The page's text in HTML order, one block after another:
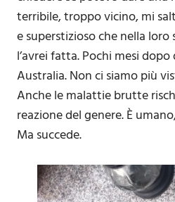
terribile, troppo vicino, mi
e superstizioso che nella
l’avrei fatta. Pochi mesi
Australia. Non ci siamo più
Anche le malattie brutte
reazione del genere. È
Ma succede.